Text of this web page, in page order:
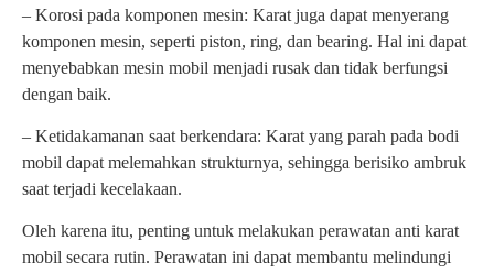
– Korosi pada komponen mesin: Karat juga dapat menyerang
komponen mesin, seperti piston, ring, dan bearing. Hal ini dapat
menyebabkan mesin mobil menjadi rusak dan tidak berfungsi
dengan baik.
– Ketidakamanan saat berkendara: Karat yang parah pada bodi
mobil dapat melemahkan strukturnya, sehingga berisiko ambruk
saat terjadi kecelakaan.
Oleh karena itu, penting untuk melakukan perawatan anti karat
mobil secara rutin. Perawatan ini dapat membantu melindungi